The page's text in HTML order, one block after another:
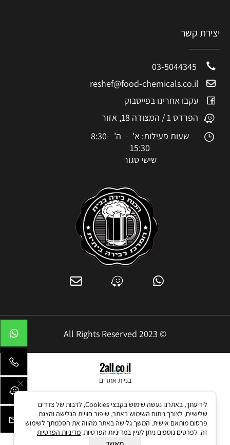
יצירת קשר
reshef@food-chemicals.co.il
עקבו אחרינו בפייסבוק
הפרדס 1 / המצודה 18, אזור
שעות פעילות: א' - ה' 8:30-
15:30
שישי סגור
© 2023 All Rights Reserved
בניית אתרים
לידיעתך, באתרנו נעשה שימוש בקבצי Cookies, לרבות של צדדים
שלישיים, לצורך ניתוח השימוש באתר, שיפור חוויית הגלישה והצגת
פרסום מותאם אישית. המשך גלישה באתר מהווה את הסכמתך לשימוש
זה. לפרטים נוספים ניתן לעיין במדיניות הפרטיות. מדיניות הפרטיות